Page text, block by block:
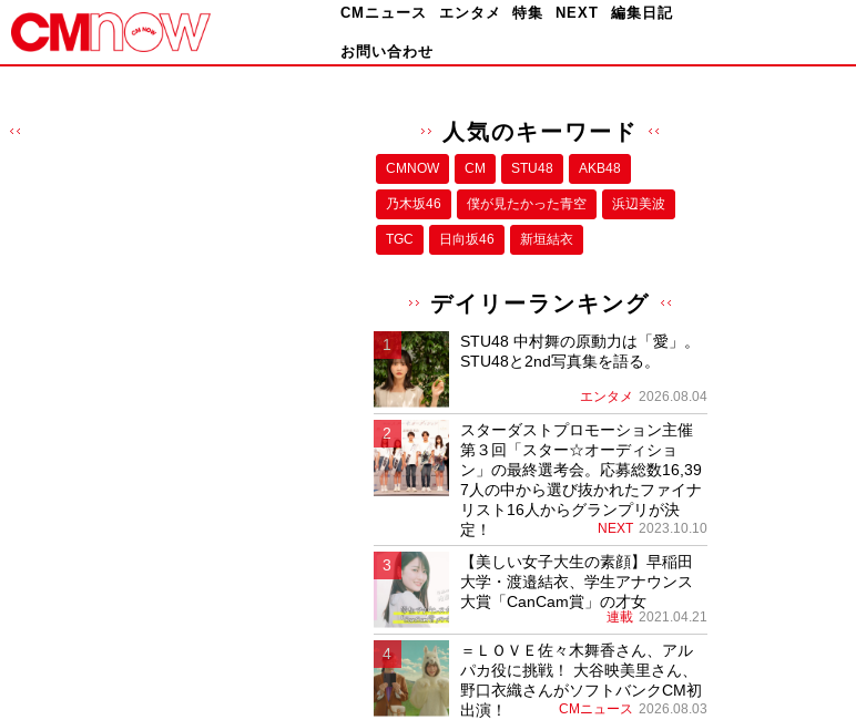
CMニュース エンタメ 特集 NEXT 編集日記
お問い合わせ
人気のキーワード
CMNOW CM STU48 AKB48
乃木坂46 僕が⾒たかった⻘空 浜辺美波
TGC 日向坂46 新垣結衣
デイリーランキング
STU48 中村舞の原動力は「愛」。
STU48と2nd写真集を語る。
エンタメ 2026.08.04
スターダストプロモーション主催
第３回「スター☆オーディショ
ン」の最終選考会。応募総数16,39
7人の中から選び抜かれたファイナ
リスト16人からグランプリが決
定！
NEXT 2023.10.10
【美しい女子大生の素顔】早稲田
大学・渡邉結衣、学生アナウンス
大賞「CanCam賞」の才女
連載 2021.04.21
＝ＬＯＶＥ佐々木舞香さん、アル
パカ役に挑戦！ 大谷映美里さん、
野口衣織さんがソフトバンクCM初
出演！
CMニュース 2026.08.03